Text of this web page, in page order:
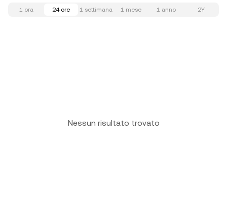
1 ora 24 ore 1 settimana 1 mese 1 anno 2Y
Nessun risultato trovato